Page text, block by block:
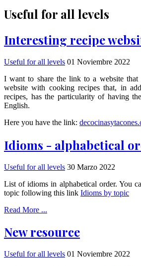
Useful for all levels
Interesting recipe
Useful for all levels 01 Noviembre 2022
I want to share the link to a website
website with cooking recipes that, in
recipes, has the particularity of having
English.
Here you have the link:
Idioms - alphabetical
Useful for all levels 30 Marzo 2022
List of idioms in alphabetical order. You
topic following this link Idioms by topic
Read More ...
New resource
Useful for all levels 01 Noviembre 2022